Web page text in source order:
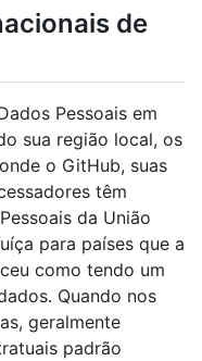
de
Pessoais em
sua região local, os
o GitHub, suas
têm
da União
para países que a
como tendo um
Quando nos
geralmente
padrão